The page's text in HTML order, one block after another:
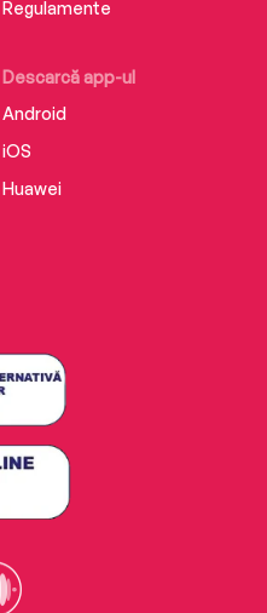
Descarcă app-ul
Android
iOS
Huawei
Regulamente